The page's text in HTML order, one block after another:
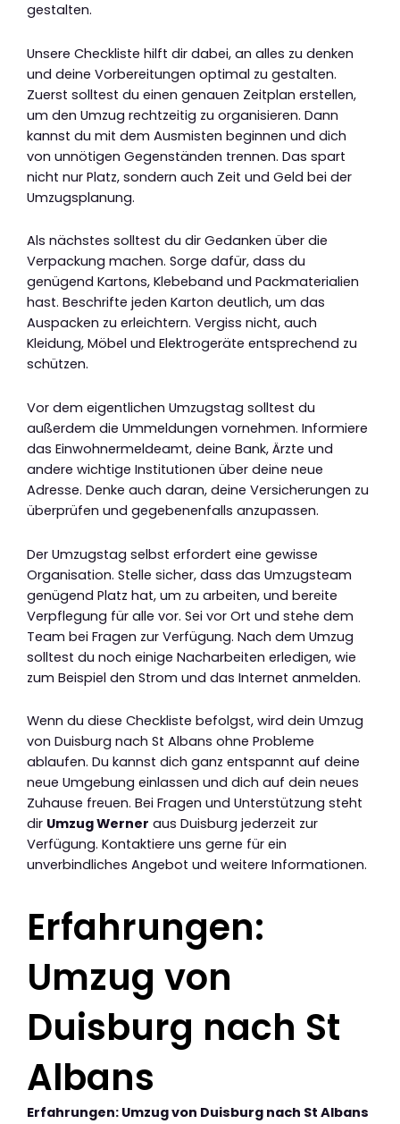
gestalten.
Unsere Checkliste hilft dir dabei, an alles zu denken
und deine Vorbereitungen optimal zu gestalten.
Zuerst solltest du einen genauen Zeitplan erstellen,
um den Umzug rechtzeitig zu organisieren. Dann
kannst du mit dem Ausmisten beginnen und dich
von unnötigen Gegenständen trennen. Das spart
nicht nur Platz, sondern auch Zeit und Geld bei der
Umzugsplanung.
Als nächstes solltest du dir Gedanken über die
Verpackung machen. Sorge dafür, dass du
genügend Kartons, Klebeband und Packmaterialien
hast. Beschrifte jeden Karton deutlich, um das
Auspacken zu erleichtern. Vergiss nicht, auch
Kleidung, Möbel und Elektrogeräte entsprechend zu
schützen.
Vor dem eigentlichen Umzugstag solltest du
außerdem die Ummeldungen vornehmen. Informiere
das Einwohnermeldeamt, deine Bank, Ärzte und
andere wichtige Institutionen über deine neue
Adresse. Denke auch daran, deine Versicherungen zu
überprüfen und gegebenenfalls anzupassen.
Der Umzugstag selbst erfordert eine gewisse
Organisation. Stelle sicher, dass das Umzugsteam
genügend Platz hat, um zu arbeiten, und bereite
Verpflegung für alle vor. Sei vor Ort und stehe dem
Team bei Fragen zur Verfügung. Nach dem Umzug
solltest du noch einige Nacharbeiten erledigen, wie
zum Beispiel den Strom und das Internet anmelden.
Wenn du diese Checkliste befolgst, wird dein Umzug
von Duisburg nach St Albans ohne Probleme
ablaufen. Du kannst dich ganz entspannt auf deine
neue Umgebung einlassen und dich auf dein neues
Zuhause freuen. Bei Fragen und Unterstützung steht
dir Umzug Werner aus Duisburg jederzeit zur
Verfügung. Kontaktiere uns gerne für ein
unverbindliches Angebot und weitere Informationen.
Erfahrungen:
Umzug von
Duisburg nach St
Albans
Erfahrungen: Umzug von Duisburg nach St Albans